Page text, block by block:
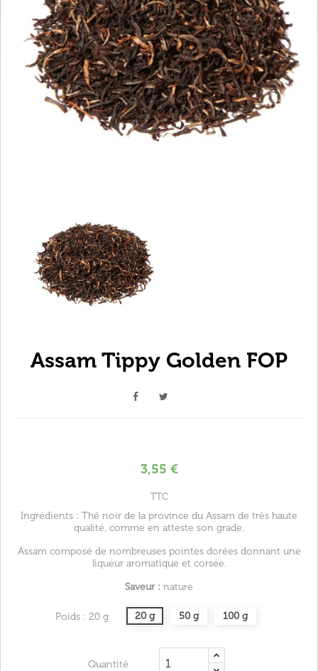
Assam Tippy Golden FOP
3,55 €
TTC
Ingrédients : Thé noir de la province du Assam de très haute
qualité, comme en atteste son grade.
Assam composé de nombreuses pointes dorées donnant une
liqueur aromatique et corsée.
Saveur : nature
Poids : 20 g 20 g 50 g 100 g
Quantité